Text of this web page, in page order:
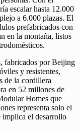
escalar hasta 12.000
a 6.000 plazas. El
prefabricados con
en la montaña, listos
fabricados por Beijing
y resistentes,
de la cordillera
en 52 millones de
Homes que
representa solo el
implica el desarrollo